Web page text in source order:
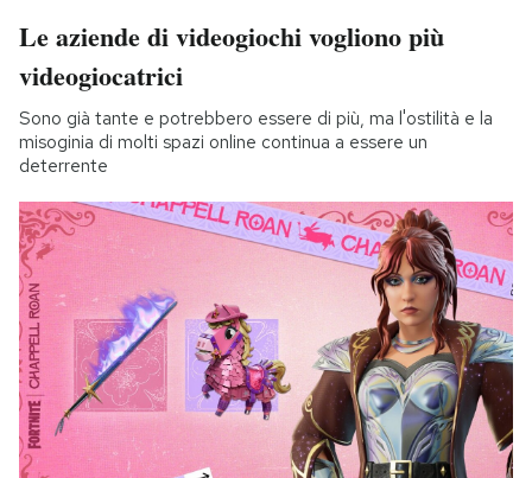
Le aziende di videogiochi vogliono più
videogiocatrici
Sono già tante e potrebbero essere di più, ma l'ostilità e la
misoginia di molti spazi online continua a essere un
deterrente